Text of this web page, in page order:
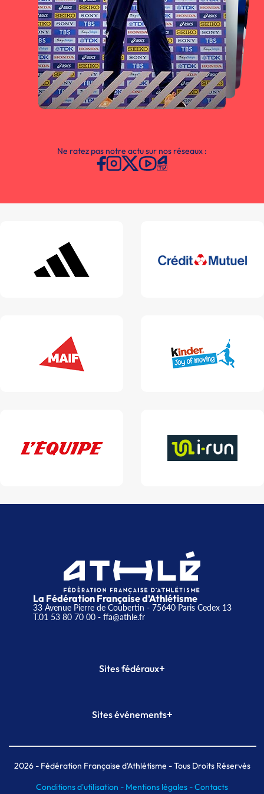
Ne ratez pas notre actu sur nos réseaux :
La Fédération Française d'Athlétisme
33 Avenue Pierre de Coubertin - 75640 Paris Cedex 13
T.01 53 80 70 00- ffa@athle.fr
Sites fédéraux+
Plateforme Formation
Sites événements+
Meeting de Paris indoor
MAIF Ekiden de Paris
2026- Fédération Française d'Athlétisme - Tous Droits Réservés
Conditions d'utilisation - Mentions légales -Contacts